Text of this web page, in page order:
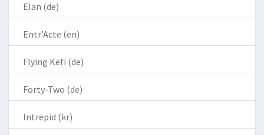
Elan (de)
Entr’Acte (en)
Flying Kefi (de)
Forty-Two (de)
Intrepid (kr)